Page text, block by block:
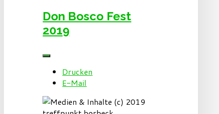
Don Bosco Fest
2019
Drucken
E-Mail